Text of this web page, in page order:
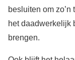
besluiten om
het daadwerkelijk
brengen.